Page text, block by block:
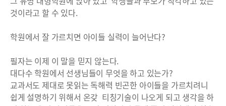
것이라고 할 수 있다.
학원에서 잘 가르치면 아이들 실력이 늘어난다?
필자는 이제 이 말을 믿지 않는다.
대다수 학원에서 선생님들이 무엇을 하고 있는가?
교과서도 제대로 못읽는 독해력 빈곤한 아이들을 가르치려니
쉽게 설명하기 위해서 온갖 티칭기술이 나오게 되고 생각을 하